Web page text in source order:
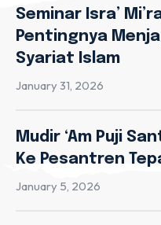
Seminar Isra’
Pentingnya
Syariat Islam
January 31, 2026
Mudir ‘Am Puji
Ke Pesantren
January 5, 2026